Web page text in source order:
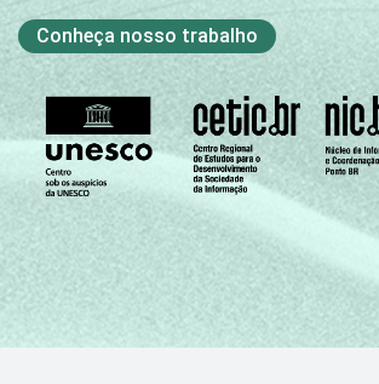
Conheça nosso trabalho